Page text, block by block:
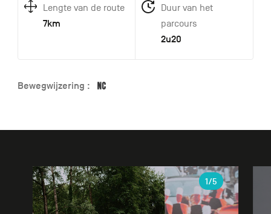
Lengte van de route
7km
Duur van het
parcours
2u20
Bewegwijzering :
Galerie
1/5